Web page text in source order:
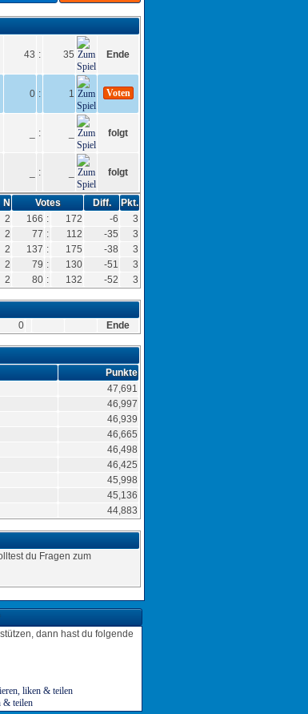
43 : 35 Ende
0 : 1 Voten
: folgt
: folgt
N Votes Diff.
Pkt.
2 166 : 172 -6
3
2 77 : 112 -35
3
2 137 : 175 -38
3
2 79 : 130 -51
3
2 80 : 132 -52 3
0 Ende
Punkte
47,691
46,997
46,939
46,665
46,498
46,425
45,998
45,136
44,883
du Fragen zum
dann hast du folgende
liken & teilen
& teilen